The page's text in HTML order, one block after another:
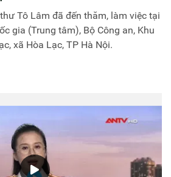
Tô Lâm đã đến thăm, làm việc tại
gia (Trung tâm), Bộ Công an, Khu
xã Hòa Lạc, TP Hà Nội.